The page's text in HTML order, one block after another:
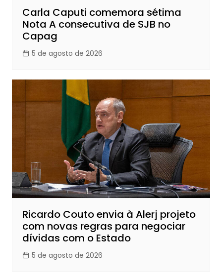
Carla Caputi comemora sétima
Nota A consecutiva de SJB no
Capag
5 de agosto de 2026
Ricardo Couto envia à Alerj projeto
com novas regras para negociar
dívidas com o Estado
5 de agosto de 2026